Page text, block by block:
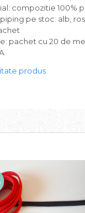
compozitie 100%
pe stoc: alb,
pachet cu 20 de
produs